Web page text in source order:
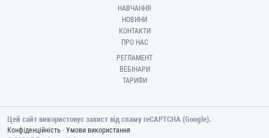
НАВЧАННЯ
НОВИНИ
КОНТАКТИ
ПРО НАС
РЕГЛАМЕНТ
ВЕБІНАРИ
ТАРИФИ
Цей сайт використовує захист від спаму reCAPTCHA (Google).
Конфіденційність - Умови використання